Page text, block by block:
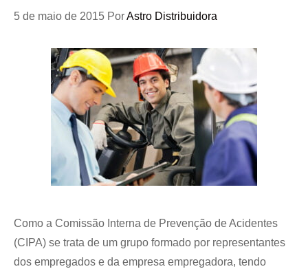
5 de maio de 2015 PorAstro Distribuidora
Como a Comissão Interna de Prevenção de Acidentes
(CIPA) se trata de um grupo formado por representantes
dos empregados e da empresa empregadora, tendo